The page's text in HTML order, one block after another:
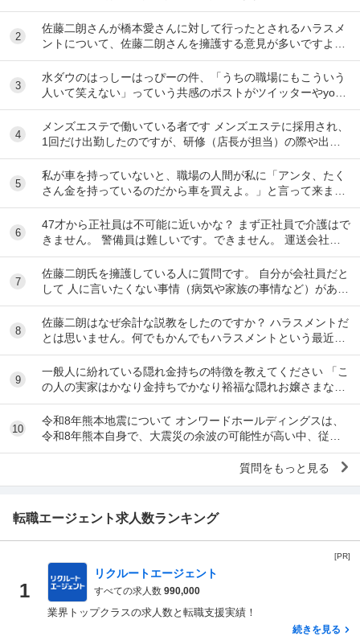
2
佐藤二朗さんが橋本愛さんに対して行ったとされるハラスメ
ントについて、佐藤二朗さんを擁護する意見が多いですよ
ね。 これは極端に言えば、 「ハラスメントでは...
3
水ダウのはっしーはっぴーの件、「うちの職場にもこういう
人いて笑えない」っていう共感のポストがツイッターやyout
ubeのコメント欄に多すぎてそっちに驚いて...
4
メンズエステで働いている者です メンズエステに採用され、
1回だけ出勤したのですが、研修（店長が担当）の際や出勤
時に「元々デリをやっていたなら」という理由で...
5
私が車を持っていないと、職場の人間が私に「アンタ、たく
さん金を持っているのだから車を買えよ。」と言って来ま
す。 でも なんで しんどい思いをして働いた金で...
6
47才から正社員は不可能に近いかな？ まず正社員で介護はで
きません。 警備員は難しいです。できません。 運送会社の
運転手は無理です。できません 過去にうつ...
7
佐藤二朗氏を擁護している人に質問です。 自分が会社員だと
して 人に言いたくない事情（病気や家族の事情など）があ
り、上司や総務等に相談した結果、仕事内容を...
8
佐藤二朗はなぜ余計な説教をしたのですか？ ハラスメントだ
とは思いません。何でもかんでもハラスメントという最近の
風潮に反対です。ただ、橋本愛からすれば良い気...
9
一般人に紛れている隠れ金持ちの特徴を教えてください 「こ
の人の実家はかなり金持ちでかなり裕福な隠れお嬢さまなん
だな」とわかる特徴を教えてください 私の...
10
令和8年熊本地震について オンワードホールディングスは、
令和8年熊本自身で、大震災の余波の可能性が高い中、従業
員に売上金の確保（金庫への預け入れ）を優先さ...
質問をもっと見る
転職エージェント求人数ランキング
[PR]
1
リクルートエージェント
すべての求人数 990,000
業界トップクラスの求人数と転職支援実績！
続きを見る